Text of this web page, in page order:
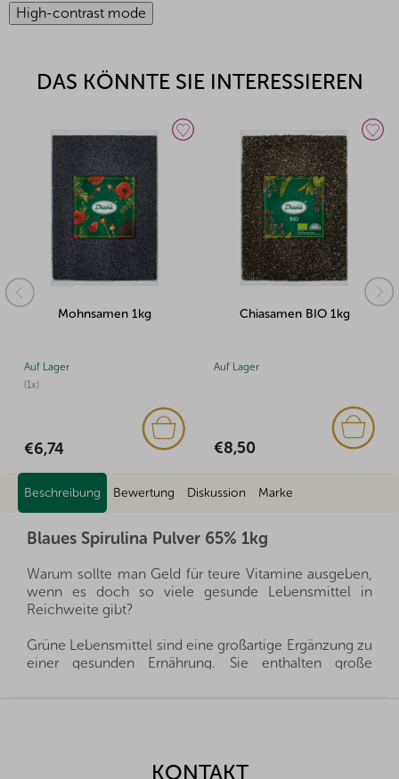
High-contrast mode
DAS KÖNNTE SIE INTERESSIEREN
Mohnsamen 1kg
(1x)
Auf Lager
€6,74
Chiasamen BIO 1kg
Auf Lager
€8,50
Beschreibung Bewertung Diskussion Marke
Blaues Spirulina Pulver 65% 1kg
Warum sollte man Geld für teure Vitamine ausgeben,
wenn es doch so viele gesunde Lebensmittel in
Reichweite gibt?
Grüne Lebensmittel sind eine großartige Ergänzung zu
einer gesunden Ernährung. Sie enthalten große
Spurenelementen und sind außerdem eine
KONTAKT